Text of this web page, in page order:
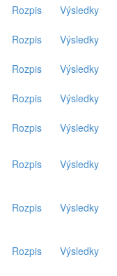
Rozpis Výsledky
Rozpis Výsledky
Rozpis Výsledky
Rozpis Výsledky
Rozpis Výsledky
Rozpis Výsledky
Rozpis Výsledky
Rozpis Výsledky